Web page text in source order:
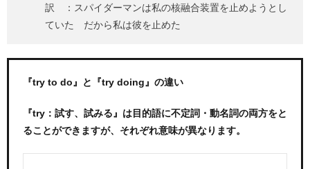
訳 ：スパイダーマンは私の核融合装置を止めようとし
ていた だから私は彼を止めた
『try to do』と『try doing』の違い
『try：試す、試みる』は目的語に不定詞・動名詞の両方をと
ることができますが、それぞれ意味が異なります。